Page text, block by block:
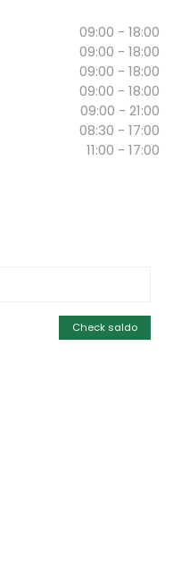
09:00 - 18:00
09:00 - 18:00
09:00 - 18:00
09:00 - 18:00
09:00 - 21:00
08:30 - 17:00
11:00 - 17:00
Check saldo